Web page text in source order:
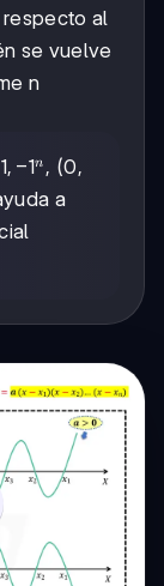
respecto al
se vuelve
n
1, −1n , (0,
a